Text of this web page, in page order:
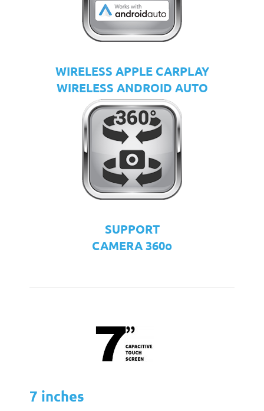
WIRELESS APPLE CARPLAY
WIRELESS ANDROID AUTO
SUPPORT
CAMERA 360o
7 inches